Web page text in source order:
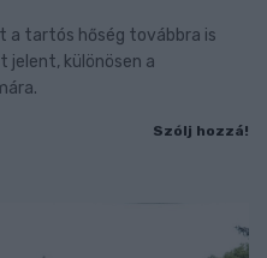
a tartós hőség továbbra is
jelent, különösen a
Szólj hozzá!